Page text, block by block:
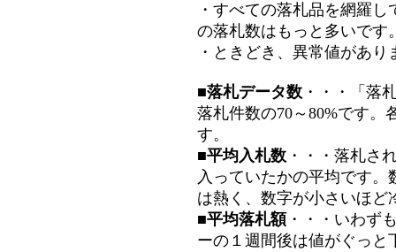
・すべての落札品を網羅
の落札数はもっと多いです
・ときどき、異常値があ
■落札データ数 ・・・「落
落札件数の70～80%です。
す。
■平均入札数 ・・・落札さ
入っていたかの平均です
は熱く、数字が小さいほど
■平均落札額 ・・・いわず
ーの１週間後は値がぐっと